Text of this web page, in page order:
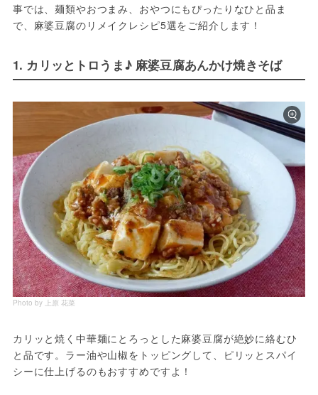
事では、麺類やおつまみ、おやつにもぴったりなひと品ま
で、麻婆豆腐のリメイクレシピ5選をご紹介します！
1. カリッとトロうま♪ 麻婆豆腐あんかけ焼きそば
Photo by 上原 花菜
カリッと焼く中華麺にとろっとした麻婆豆腐が絶妙に絡むひ
と品です。ラー油や山椒をトッピングして、ピリッとスパイ
シーに仕上げるのもおすすめですよ！